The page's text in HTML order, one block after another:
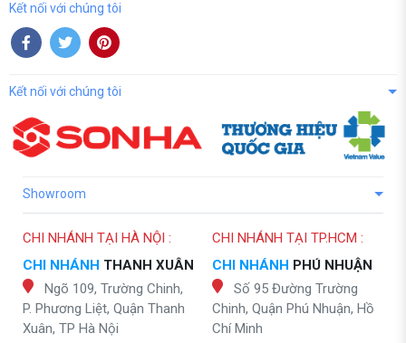
Kết nối với chúng tôi
Kết nối với chúng tôi
Showroom
CHI NHÁNH TẠI HÀ NỘI :
CHI NHÁNH THANH XUÂN
Ngõ 109, Trường Chinh,
P. Phương Liệt, Quận Thanh
Xuân, TP Hà Nội
CHI NHÁNH TẠI TP.HCM :
CHI NHÁNH PHÚ NHUẬN
Số 95 Đường Trường
Chinh, Quận Phú Nhuận, Hồ
Chí Minh